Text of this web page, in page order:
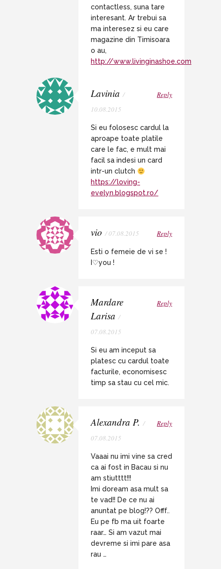
contactless, suna tare
interesant. Ar trebui sa
ma interesez si eu care
magazine din Timisoara
o au,
http://www.livinginashoe.com
Lavinia /
10.08.2015
Reply
Si eu folosesc cardul la
aproape toate platile
care le fac, e mult mai
facil sa indesi un card
intr-un clutch
https://loving-
evelyn.blogspot.ro/
vio / 07.08.2015 Reply
Esti o femeie de vi se !
I♡you !
Mardare
Larisa /
07.08.2015
Reply
Si eu am inceput sa
platesc cu cardul toate
facturile, economisesc
timp sa stau cu cel mic.
Alexandra P. /
07.08.2015
Reply
Vaaai nu imi vine sa cred
ca ai fost in Bacau si nu
am stiutttt!!!
Imi doream asa mult sa
te vad!! De ce nu ai
anuntat pe blog!?? Offf..
Eu pe fb ma uit foarte
raar… Si am vazut mai
devreme si imi pare asa
rau …